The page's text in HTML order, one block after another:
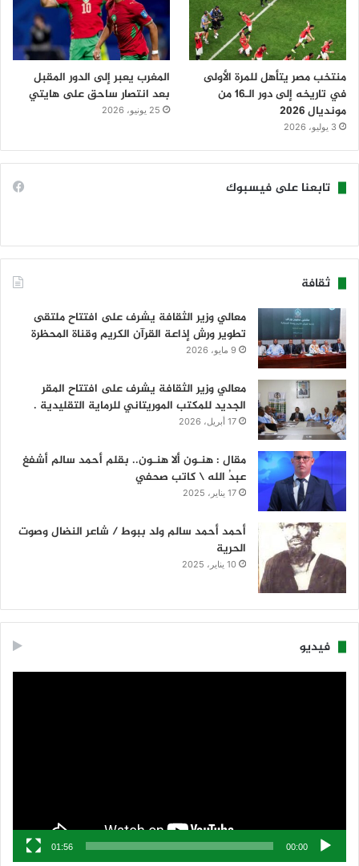
منتخب مصر يتأهل للمرة الأولى
في تاريخه إلى دور الـ16 من
مونديال 2026
3 يوليو، 2026
المغرب يعبر إلى الدور المقبل
بعد انتصار ساحق على هايتي
25 يونيو، 2026
تابعنا على فيسبوك
ثقافة
معالي وزير الثقافة يشرف على افتتاح ملتقى
تطوير ورش إذاعة القرآن الكريم وقناة المحظرة
9 مايو، 2026
معالي وزير الثقافة يشرف على افتتاح المقر
الجديد للمكتب الموريتاني للرماية التقليدية .
17 أبريل، 2026
مقال : هنـون ألا هنـون.. بقلم أحمد سالم أشفغ
عبدُ الله \ كاتب صحفي
17 يناير، 2025
أحمد أحمد سالم ولد ببوط / شاعر النضال وصوت
الحرية
10 يناير، 2025
فيديو
00:00
01:56